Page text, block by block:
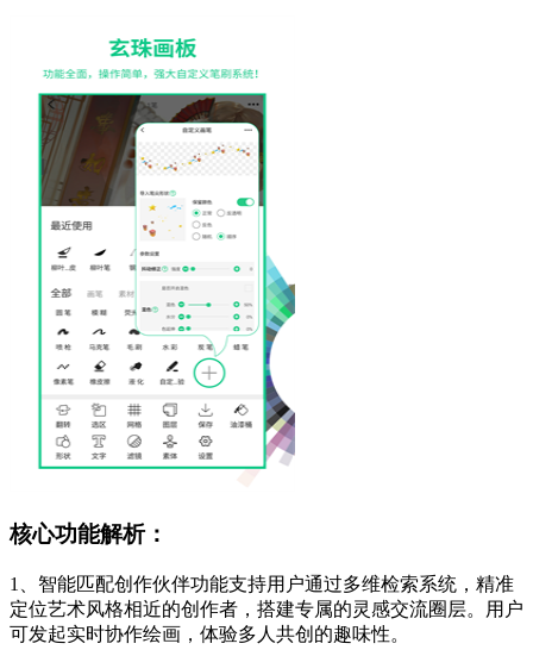
核心功能解析：
1、智能匹配创作伙伴功能支持用户通过多维检索系统，精准
定位艺术风格相近的创作者，搭建专属的灵感交流圈层。用户
可发起实时协作绘画，体验多人共创的趣味性。